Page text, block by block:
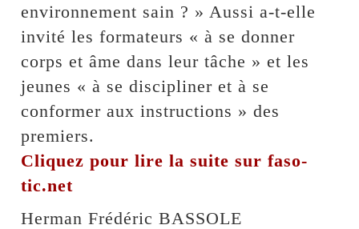
environnement sain ? » Aussi a-t-elle
invité les formateurs « à se donner
corps et âme dans leur tâche » et les
jeunes « à se discipliner et à se
conformer aux instructions » des
premiers.
Cliquez pour lire la suite sur faso-
tic.net
Herman Frédéric BASSOLE